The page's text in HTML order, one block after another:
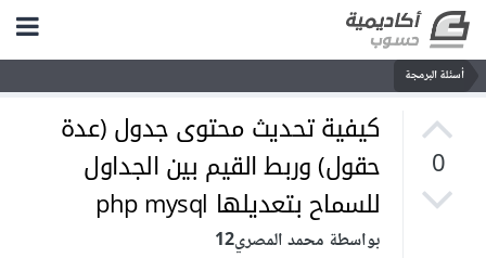
أسئلة البرمجة
0
كيفية تحديث محتوى جدول (عدة
حقول) وربط القيم بين الجداول
للسماح بتعديلها php mysql
بواسطة محمد المصري12